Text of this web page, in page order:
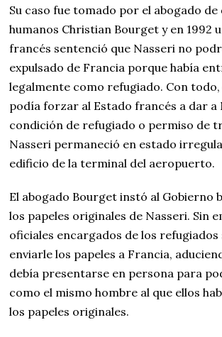
Su caso fue tomado por el abogado de
humanos Christian Bourget y en 1992
francés sentenció que Nasseri no
expulsado de Francia porque había
legalmente como refugiado. Con
podía forzar al Estado francés a dar a
condición de refugiado o permiso de
Nasseri permaneció en estado
edificio de la terminal del aeropuerto.
El abogado Bourget instó al Gobierno
los papeles originales de Nasseri. Sin
oficiales encargados de los refugiados
enviarle los papeles a Francia,
debía presentarse en persona para
como el mismo hombre al que ellos
los papeles originales.